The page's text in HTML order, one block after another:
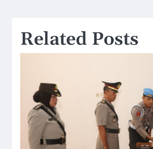
Related Posts